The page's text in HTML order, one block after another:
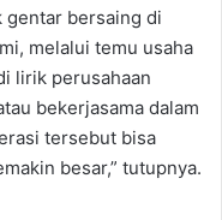
gentar bersaing di
melalui temu usaha
lirik perusahaan
bekerjasama dalam
tersebut bisa
besar,” tutupnya.